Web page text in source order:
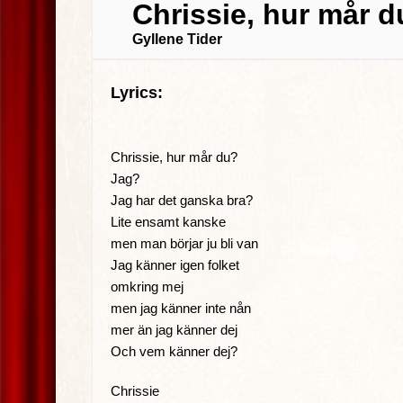
Chrissie, hur mår
Gyllene Tider
Lyrics:
Chrissie, hur mår du?
Jag?
Jag har det ganska bra?
Lite ensamt kanske
men man börjar ju bli van
Jag känner igen folket
omkring mej
men jag känner inte nån
mer än jag känner dej
Och vem känner dej?
Chrissie